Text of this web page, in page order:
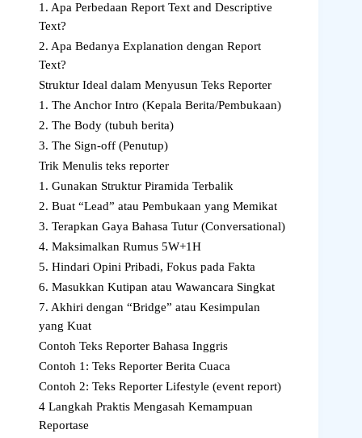
1. Apa Perbedaan Report Text and Descriptive
Text?
2. Apa Bedanya Explanation dengan Report
Text?
Struktur Ideal dalam Menyusun Teks Reporter
1. The Anchor Intro (Kepala Berita/Pembukaan)
2. The Body (tubuh berita)
3. The Sign-off (Penutup)
Trik Menulis teks reporter
1. Gunakan Struktur Piramida Terbalik
2. Buat “Lead” atau Pembukaan yang Memikat
3. Terapkan Gaya Bahasa Tutur (Conversational)
4. Maksimalkan Rumus 5W+1H
5. Hindari Opini Pribadi, Fokus pada Fakta
6. Masukkan Kutipan atau Wawancara Singkat
7. Akhiri dengan “Bridge” atau Kesimpulan
yang Kuat
Contoh Teks Reporter Bahasa Inggris
Contoh 1: Teks Reporter Berita Cuaca
Contoh 2: Teks Reporter Lifestyle (event report)
4 Langkah Praktis Mengasah Kemampuan
Reportase